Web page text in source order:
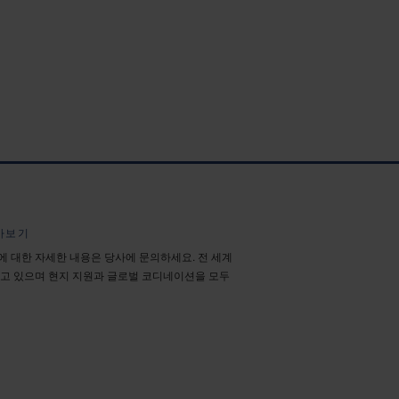
보기
대한 자세한 내용은 당사에 문의하세요. 전 세계
있으며 현지 지원과 글로벌 코디네이션을 모두